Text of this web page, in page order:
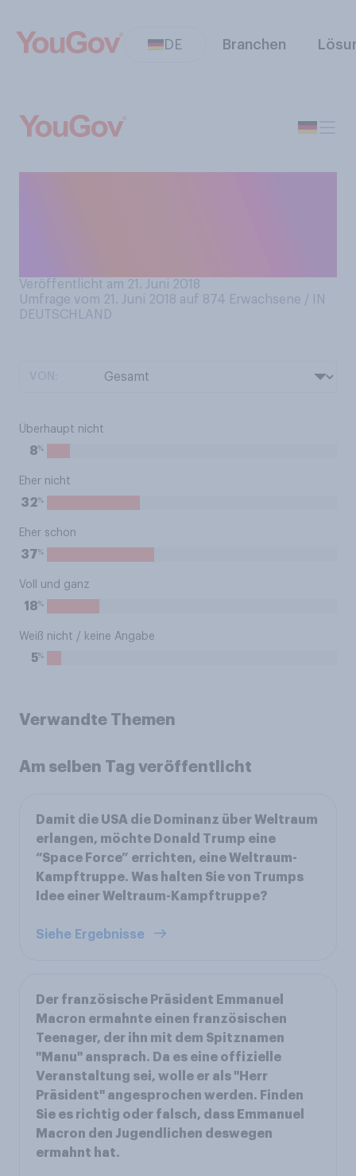
DE Branchen
Veröffentlicht am 21. Juni 2018
Umfrage vom 21. Juni 2018 auf 874 Erwachsene / IN
DEUTSCHLAND
Überhaupt nicht
8%
Eher nicht
32%
Eher schon
37%
Voll und ganz
18%
Weiß nicht / keine Angabe
5%
Verwandte Themen
Am selben Tag veröffentlicht
Damit die USA die Dominanz über Weltraum
erlangen, möchte Donald Trump eine
“Space Force” errichten, eine Weltraum-
Kampftruppe. Was halten Sie von Trumps
Idee einer Weltraum-Kampftruppe?
Siehe Ergebnisse
Der französische Präsident Emmanuel
Macron ermahnte einen französischen
Teenager, der ihn mit dem Spitznamen
"Manu" ansprach. Da es eine offizielle
Veranstaltung sei, wolle er als "Herr
Präsident" angesprochen werden. Finden
Sie es richtig oder falsch, dass Emmanuel
Macron den Jugendlichen deswegen
ermahnt hat.